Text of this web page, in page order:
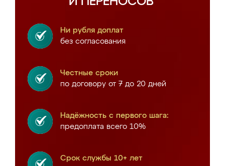
Ни рубля доплат
без согласования
Честные сроки
по договору от 7 до 20 дней
Надёжность с первого шага:
предоплата всего 10%
Срок службы 10+ лет